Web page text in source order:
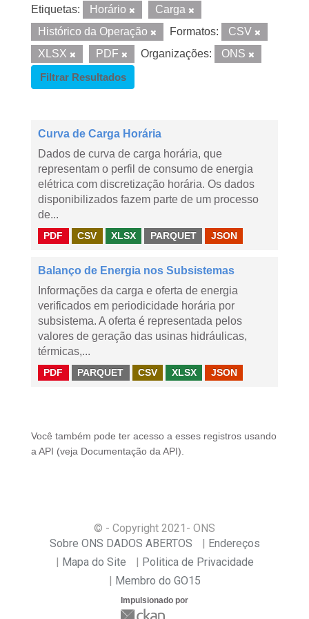
Etiquetas: Horário
Carga
Histórico da Operação
Formatos:
CSV
XLSX
PDF Organizações:
ONS
Filtrar Resultados
Curva de Carga Horária
Dados de curva de carga horária, que
representam o perfil de consumo de energia
elétrica com discretização horária. Os dados
disponibilizados fazem parte de um processo
de...
PDF CSV XLSX PARQUET JSON
Balanço de Energia nos Subsistemas
Informações da carga e oferta de energia
verificados em periodicidade horária por
subsistema. A oferta é representada pelos
valores de geração das usinas hidráulicas,
térmicas,...
PDF PARQUET CSV XLSX JSON
Você também pode ter acesso a esses registros usando
a API (veja Documentação da API ).
© - Copyright 2021 - ONS
Sobre ONS DADOS ABERTOS
Endereços
Mapa do Site
Politica de Privacidade
Membro do GO15
Impulsionado por